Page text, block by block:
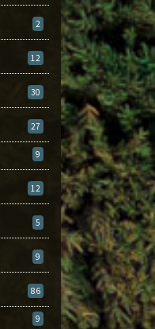
2
12
30
27
9
12
5
9
86
9